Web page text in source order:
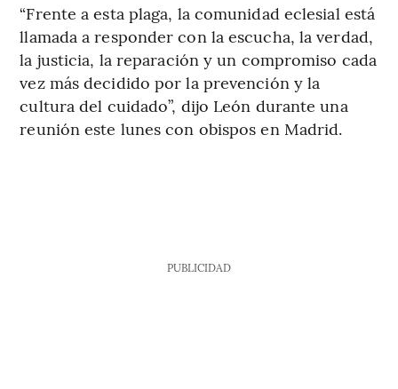
“Frente a esta plaga, la comunidad eclesial está
llamada a responder con la escucha, la verdad,
la justicia, la reparación y un compromiso cada
vez más decidido por la prevención y la
cultura del cuidado”, dijo León durante una
reunión este lunes con obispos en Madrid.
PUBLICIDAD